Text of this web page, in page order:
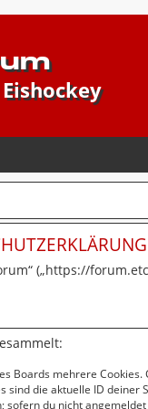
(„https://
Boards mehrere
sind die aktuelle ID
du nicht